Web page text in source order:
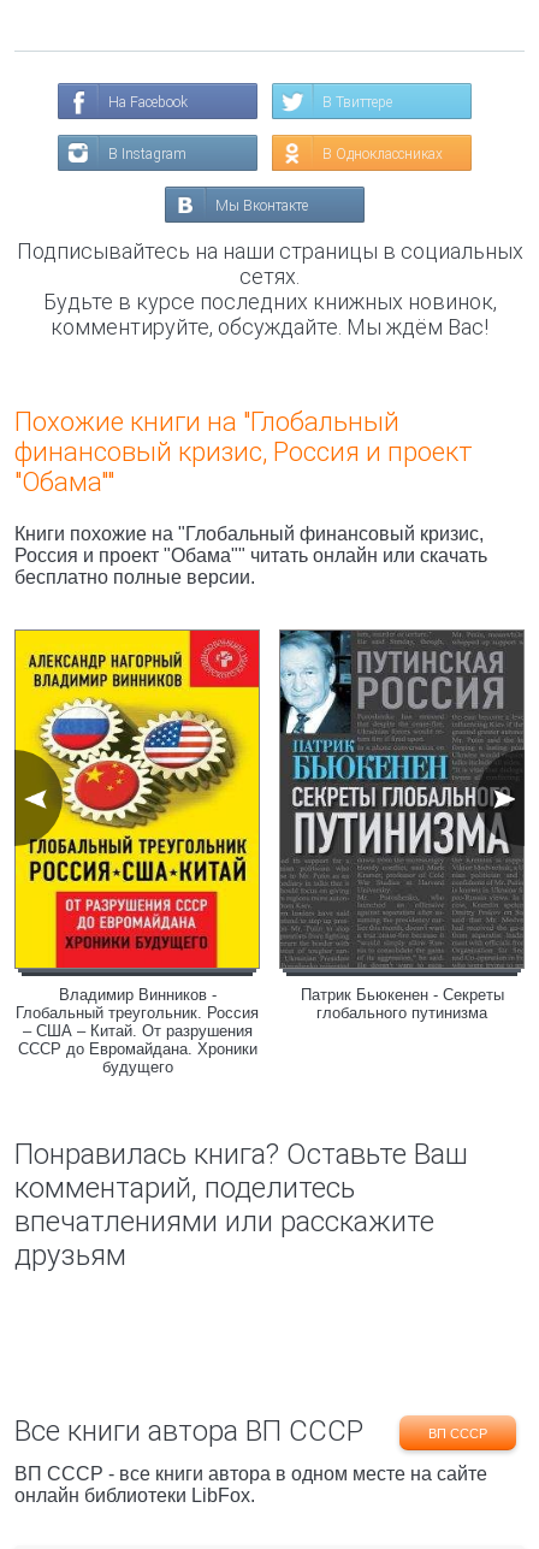
На Facebook В Твиттере
В Instagram В Одноклассниках
Мы Вконтакте
Подписывайтесь на наши страницы в социальных
сетях.
Будьте в курсе последних книжных новинок,
комментируйте, обсуждайте. Мы ждём Вас!
Похожие книги на "Глобальный
финансовый кризис, Россия и проект
"Обама""
Книги похожие на "Глобальный финансовый кризис,
Россия и проект "Обама"" читать онлайн или скачать
бесплатно полные версии.
Владимир Винников -
Глобальный треугольник. Россия
– США – Китай. От разрушения
СССР до Евромайдана. Хроники
будущего
Патрик Бьюкенен - Секреты
глобального путинизма
Понравилась книга? Оставьте Ваш
комментарий, поделитесь
впечатлениями или расскажите
друзьям
Все книги автора ВП СССР ВП СССР
ВП СССР - все книги автора в одном месте на сайте
онлайн библиотеки LibFox.